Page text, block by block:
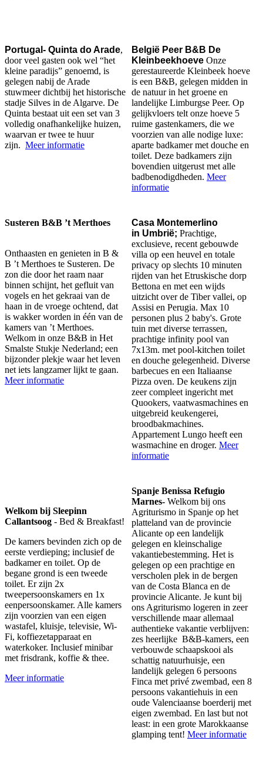
Portugal- Quinta do Arade,
door veel gasten ook wel “het
kleine paradijs” genoemd, is
gelegen nabij de Arade
stuwmeer dichtbij het historische
stadje Silves in de Algarve. De
Quinta bestaat uit een set van 3
volledig onafhankelijke huizen,
waarvan er twee te huur
zijn. Meer informatie
België Peer B&B De
Kleinbeekhoeve Onze
gerestaureerde Kleinbeek hoeve
is een B&B, gelegen midden in
de natuur in het groene en
landelijke Limburgse Peer. Op
gelijkvloers telt onze hoeve 5
ruime gastenkamers, die we
voorzien van alle nodige luxe:
aparte badkamer met douche en
toilet. Deze badkamers zijn
bovendien uitgerust met alle
badbenodigdheden. Meer
informatie
Susteren B&B ’t Merthoes
Onthaasten en genieten in B &
B ’t Merthoes te Susteren. De
zon die door het raam naar
binnen schijnt, het gefluit van
vogels en het gekraai van de
haan in de vroege ochtend, dat
is wakker worden in één van de
kamers van ’t Merthoes.
Welkom in onze B&B in Het
Smalste Stukje Nederland; een
bijzonder plekje waar het leven
net iets langzamer lijkt te gaan.
Meer informatie
Casa Montemerlino
in Umbrië; Prachtige,
exclusieve, recent gebouwde
villa op een heuvel en totale
privacy op slechts 10 minuten
rijden van het Etruskische dorp
Bettona en met een wijds
uitzicht over de Tiber vallei, op
Assisi en Perugia. Max 10
personen plus 2 baby's. Grote
tuin met diverse terrassen,
prachtige infinity pool van
7x13m. met pool-kitchen toilet
en douche gelegenheid. Diverse
barbecues en een Italiaanse
Pizza oven. De keukens zijn
zeer compleet ingericht met
Quookers, vaatwasmachines en
uitgebreid keukengerei,
broodbakmachines.
Appartement Lungo heeft een
wasmachine en droger. Meer
informatie
Welkom bij Sleepinn
Callantsoog - Bed & Breakfast!
De kamers bevinden zich op de
eerste verdieping; inclusief de
badkamer en toilet. Op de
begane grond is een tweede
toilet. Er zijn 2x
tweepersoonskamers en 1x
eenpersoonskamer. Alle kamers
zijn voorzien van een eigen
wastafel, kluisje, televisie, Wi-
Fi, koffiezetapparaat en
waterkoker. Inclusief minibar
met frisdrank, koffie & thee.
Meer informatie
Spanje Benissa Refugio
Marnes- Welkom bij ons
Agriturismo in Spanje op het
platteland van de provincie
Alicante op een landelijk
gelegen en kleinschalige
vakantiebestemming. Het is
gelegen op een prachtige en
verscholen plek in de bergen
van de Costa Blanca en de
provincie Alicante. Je kunt bij
ons Agriturismo logeren in zeer
verschillende maar allemaal
authentieke vakantie verblijven:
zes heerlijke B&B-kamers, een
verbouwde schaapskooi als
schattig natuurhuisje, een
landelijk gelegen 6 persoons
Finca met privé zwembad, een 8
persoons vakantiehuis in een
oude Valenciaanse boerderij met
eigen zwembad. En last but not
least: in een grote Marokkaanse
glamping tent! Meer informatie